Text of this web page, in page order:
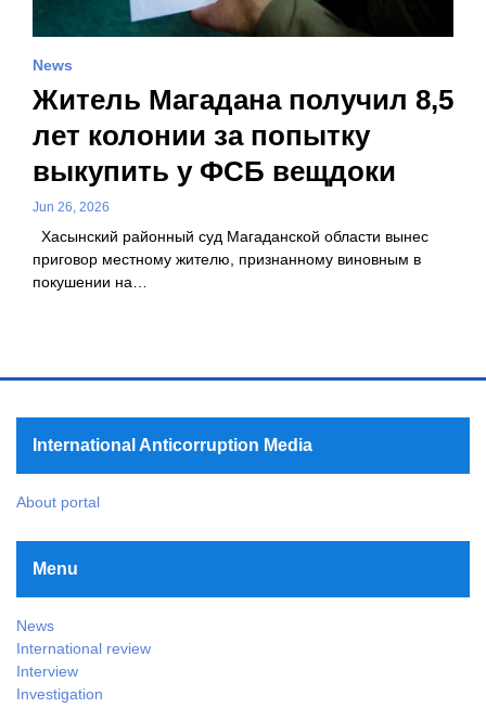
News
Житель Магадана получил 8,5
лет колонии за попытку
выкупить у ФСБ вещдоки
Jun 26, 2026
Хасынский районный суд Магаданской области вынес
приговор местному жителю, признанному виновным в
покушении на…
International Anticorruption Media
About portal
Menu
News
International review
Interview
Investigation